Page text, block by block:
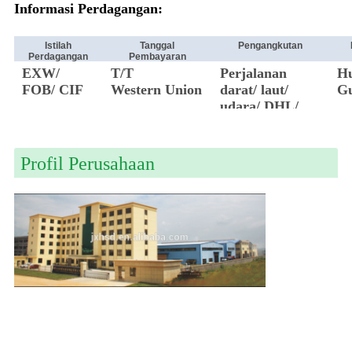
Informasi Perdagangan:
Istilah
Perdagangan
Tanggal
Pembayaran
Pengangkutan
EXW/
FOB/ CIF
T/T
Western Union
Perjalanan
darat/ laut/
udara/ DHL/
Profil Perusahaan